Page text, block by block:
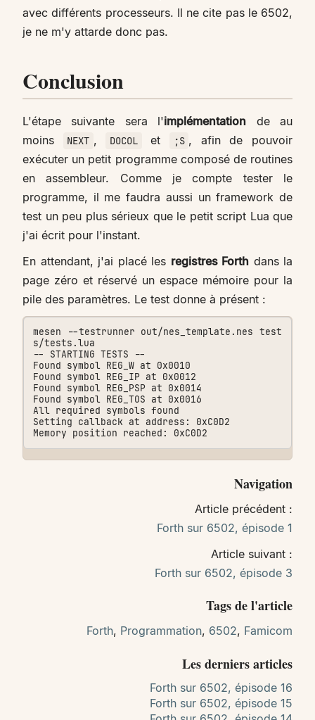
avec différents processeurs. Il ne cite pas le 6502,
je ne m'y attarde donc pas.
Conclusion
L'étape suivante sera l'implémentation de au
moins
NEXT , DOCOL et ;S , afin de pouvoir
exécuter un petit programme composé de routines
en assembleur. Comme je compte tester le
programme, il me faudra aussi un framework de
test un peu plus sérieux que le petit script Lua que
j'ai écrit pour l'instant.
En attendant, j'ai placé les registres Forth dans la
page zéro et réservé un espace mémoire pour la
pile des paramètres. Le test donne à présent :
mesen --testrunner out/nes_template.nes test
s/tests.lua
-- STARTING TESTS --
Found symbol REG_W at 0x0010
Found symbol REG_IP at 0x0012
Found symbol REG_PSP at 0x0014
Found symbol REG_TOS at 0x0016
All required symbols found
Setting callback at address: 0xC0D2
Navigation
Article précédent :
Forth sur 6502, épisode 1
Article suivant :
Forth sur 6502, épisode 3
Tags de l'article
Forth, Programmation, 6502, Famicom
Les derniers articles
Forth sur 6502, épisode 16
Forth sur 6502, épisode 15